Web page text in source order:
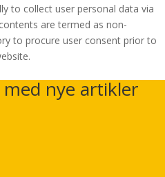
to collect user personal data via
are termed as non-
to procure user consent prior to
nye artikler